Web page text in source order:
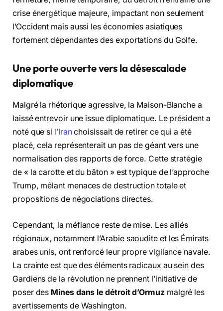
crise énergétique majeure, impactant non seulement
l’Occident mais aussi les économies asiatiques
fortement dépendantes des exportations du Golfe.
Une porte ouverte vers la désescalade
diplomatique
Malgré la rhétorique agressive, la Maison-Blanche a
laissé entrevoir une issue diplomatique. Le président a
noté que si l’Iranchoisissait de retirer ce qui a été
placé, cela représenterait un pas de géant vers une
normalisation des rapports de force. Cette stratégie
de « la carotte et du bâton » est typique de l’approche
Trump, mêlant menaces de destruction totale et
propositions de négociations directes.
Cependant, la méfiance reste de mise. Les alliés
régionaux, notamment l’Arabie saoudite et les Émirats
arabes unis, ont renforcé leur propre vigilance navale.
La crainte est que des éléments radicaux au sein des
Gardiens de la révolution ne prennent l’initiative de
poser des Mines dans le détroit d’Ormuzmalgré les
avertissements de Washington.